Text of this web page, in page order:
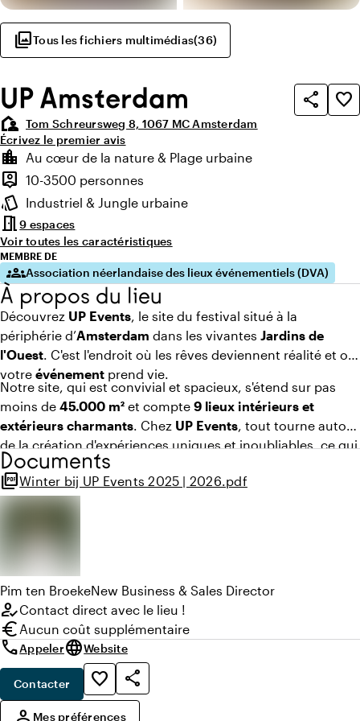
photo_libraryTous les fichiers multimédias(36)
UP Amsterdam share
favorite_border
location_away Tom Schreursweg 8, 1067 MC Amsterdam
Écrivez le premier avis
Points forts
location_city
Environnement
Au cœur de la nature & Plage urbaine
person_pin
Capacité
10-3500 personnes
style
Ambiance
Industriel & Jungle urbaine
meeting_room9 espaces
Voir toutes les caractéristiques
MEMBRE DE
groupsAssociation néerlandaise des lieux événementiels (DVA)
À propos du lieu
Découvrez UP Events, le site du festival situé à la
périphérie d’Amsterdam dans les vivantes Jardins de
l'Ouest. C'est l'endroit où les rêves deviennent réalité et où
votre événement prend vie.
Notre site, qui est convivial et spacieux, s'étend sur pas
moins de 45.000 m² et compte 9 lieux intérieurs et
extérieurs charmants. Chez UP Events, tout tourne autour
de la création d'expériences uniques et inoubliables, ce qui
fait de nousle spécialiste des événements (d'entreprise).
Que ce soit pour organiser des festivals d'entreprise, des
réunions, des événements de relations, des festivals de
Vous êtes au bon endroit chez nous!
Documents
picture_as_pdfWinter bij UP Events 2025 | 2026.pdf
Pim ten BroekeNew Business & Sales Director
how_to_regContact direct avec le lieu !
euro Aucun coût supplémentaire
callAppelerlanguageWebsite
Contacter favorite_border
share
Mes préférences